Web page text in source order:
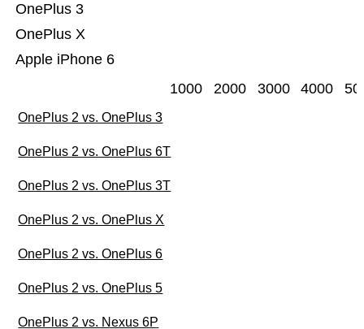
Apple iPhone 6
OnePlus X
OnePlus 3
1000 2000 3000 4000
OnePlus 2 vs. OnePlus 3
OnePlus 2 vs. OnePlus 6T
OnePlus 2 vs. OnePlus 3T
OnePlus 2 vs. OnePlus X
OnePlus 2 vs. OnePlus 6
OnePlus 2 vs. OnePlus 5
OnePlus 2 vs. Nexus 6P